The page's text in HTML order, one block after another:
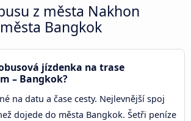
z města Nakhon
Bangkok
jízdenka na trase
– Bangkok?
na datu a čase cesty. Nejlevnější spoj
dojede do města Bangkok. Šetři peníze